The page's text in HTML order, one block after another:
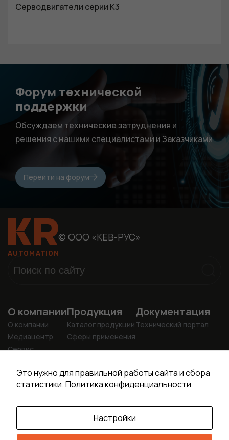
Серводвигатели серии K3
Форум технической
поддержки
Обсуждаем технические затруднения и
решения с нашими специалистами и Заказчиками
Перейти на форум
© ООО «КЕВ-РУС»
info@kr-drive.ru
+7 (4922) 37-24-81
О компании
О компании
Медиацентр
Сервис
Продукция
Каталог продукции
Сферы применения
Документация
Технический портал
Это нужно для правильной работы сайта и сбора
статистики.Политика конфиденциальности
Настройки